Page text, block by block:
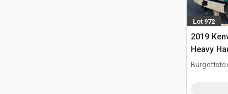
Lot 972
2019
Heavy
z kabiną